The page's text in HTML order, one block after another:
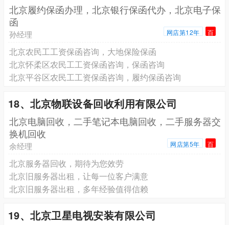
北京履约保函办理，北京银行保函代办，北京电子保
函
孙经理 网店第12年 百
北京农民工工资保函咨询，大地保险保函
北京怀柔区农民工工资保函咨询，保函咨询
北京平谷区农民工工资保函咨询，履约保函咨询
18、北京物联设备回收利用有限公司
北京电脑回收，二手笔记本电脑回收，二手服务器交
换机回收
余经理 网店第5年 百
北京服务器回收，期待为您效劳
北京旧服务器出租，让每一位客户满意
北京旧服务器出租，多年经验值得信赖
19、北京卫星电视安装有限公司